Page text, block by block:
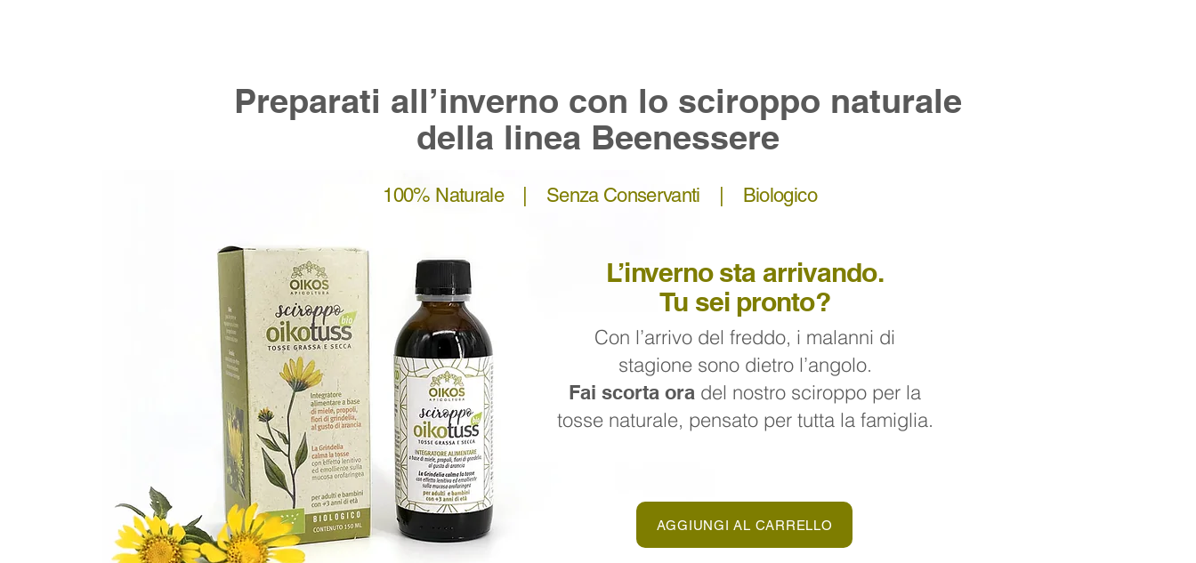
Preparati all’inverno con lo sciroppo naturale
della linea Beenessere
L’inverno sta arrivando.
Tu sei pronto?
Con l’arrivo del freddo, i malanni di
stagione sono dietro l’angolo.
Fai scorta ora del nostro sciroppo per la
tosse naturale, pensato per tutta la famiglia.
AGGIUNGI AL CARRELLO
100% Naturale | Senza Conservanti | Biologico